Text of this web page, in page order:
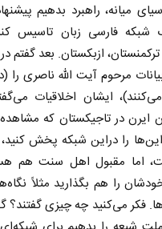
میانه، راهبرد بدهیم
شبکه فارسی زبان تاسیس
ترکمنستان، ازبکستان. بعد
مرحوم آیت الله ناصری را
ایشان اخلاقیات
ایرن در تاجیکستان که
را دراین شبکه پخش
اما مقبول اهل سنت هم
را هم بگذارید مثلاً
فکر می‌کنید چه چیزی گفتند؟